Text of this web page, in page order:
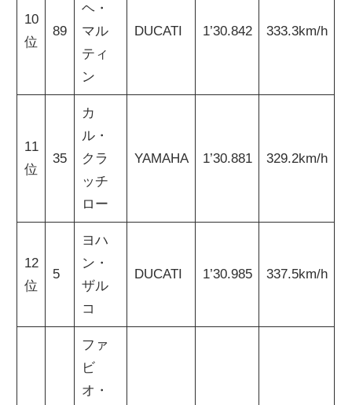
10
位
89
ヘ・
マル
ティ
ン
DUCATI 1’30.842 333.3km/h
11
位
35
カ
ル・
クラ
ッチ
ロー
YAMAHA 1’30.881 329.2km/h
12
位
5
ヨハ
ン・
ザル
コ
DUCATI 1’30.985 337.5km/h
ファ
ビ
オ・